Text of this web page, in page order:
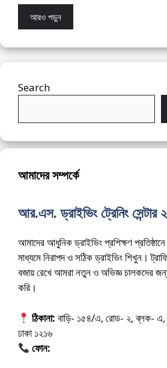
আরও পড়ুন
Search
আমাদের সম্পর্কে
আর.এস. ড্রাইভিং ট্রেনিং সেন্টার ২
আমাদের আধুনিক ড্রাইভিং প্রশিক্ষণ
মাধ্যমে নিরাপদ ও সঠিক ড্রাইভিং শিখুন।
বজায় রেখে আমরা নতুন ও অভিজ্ঞ চালকদের জন্য
করি।
ঠিকানা: বাড়ি- ১৫৪/এ, রোড- ২, ব্লক-
ঢাকা ১২১৬
ফোন: